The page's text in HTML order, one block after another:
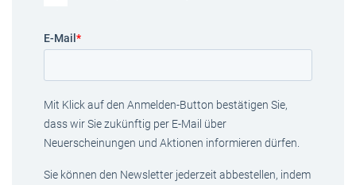
E-Mail *
Mit Klick auf den Anmelden-Button bestätigen Sie,
dass wir Sie zukünftig per E-Mail über
Neuerscheinungen und Aktionen informieren dürfen.
Sie können den Newsletter jederzeit abbestellen, indem